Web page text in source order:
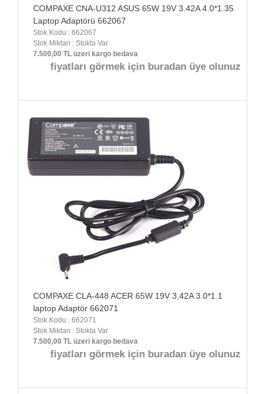
COMPAXE CNA-U312 ASUS 65W 19V 3.42A 4.0*1.35
Laptop Adaptörü 662067
Stok Kodu : 662067
Stok Miktarı : Stokta Var
7.500,00 TL üzeri kargo bedava
fiyatları görmek için buradan üye olunuz
COMPAXE CLA-448 ACER 65W 19V 3,42A 3.0*1.1
laptop Adaptör 662071
Stok Kodu : 662071
Stok Miktarı : Stokta Var
7.500,00 TL üzeri kargo bedava
fiyatları görmek için buradan üye olunuz